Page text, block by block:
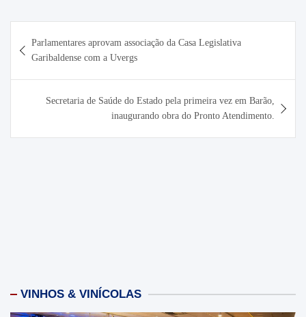
de
Post
Parlamentares aprovam associação da Casa Legislativa
Garibaldense com a Uvergs
Secretaria de Saúde do Estado pela primeira vez em Barão,
inaugurando obra do Pronto Atendimento.
VINHOS & VINÍCOLAS